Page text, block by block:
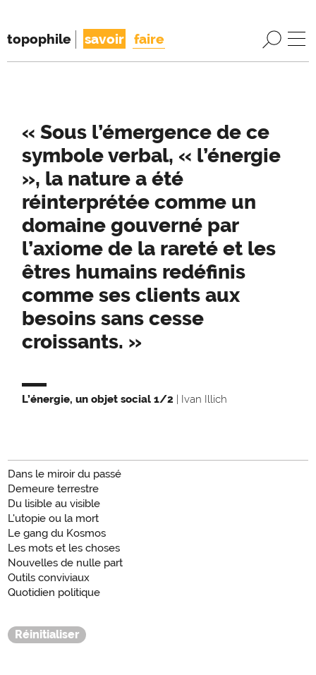
topophile savoir faire
« Sous l’émergence de ce
symbole verbal, « l’énergie
», la nature a été
réinterprétée comme un
domaine gouverné par
l’axiome de la rareté et les
êtres humains redéfinis
comme ses clients aux
besoins sans cesse
croissants. »
L’énergie, un objet social 1/2 | Ivan Illich
Dans le miroir du passé
Demeure terrestre
Du lisible au visible
L'utopie ou la mort
Le gang du Kosmos
Les mots et les choses
Nouvelles de nulle part
Outils conviviaux
Quotidien politique